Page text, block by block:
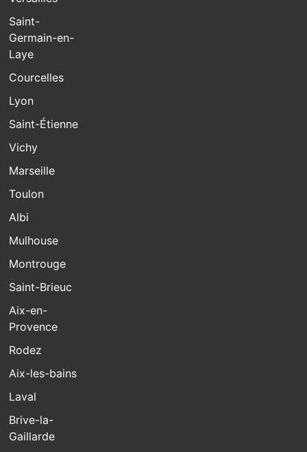
Saint-
Germain-en-
Laye
Courcelles
Lyon
Saint-Étienne
Vichy
Marseille
Toulon
Albi
Mulhouse
Montrouge
Saint-Brieuc
Aix-en-
Provence
Rodez
Aix-les-bains
Laval
Brive-la-
Gaillarde